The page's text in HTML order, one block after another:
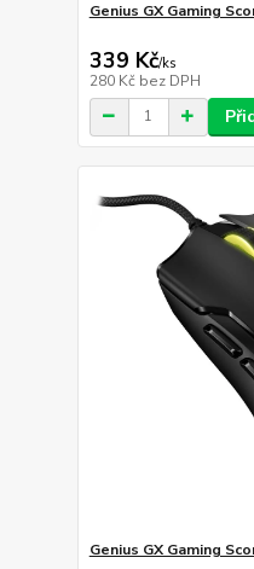
Genius GX Gaming
339 Kč/ks
280 Kč bez DPH
Genius GX Gaming